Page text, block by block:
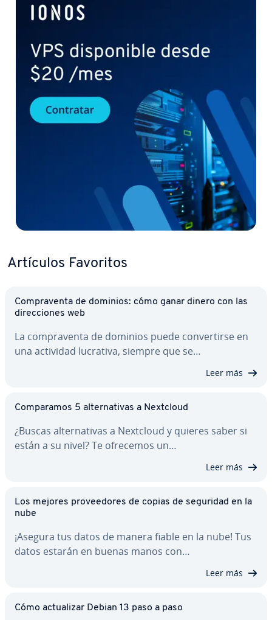
Artículos Favoritos
Co­m­pra­ve­n­ta de dominios: cómo ganar dinero con las
di­re­c­cio­nes web
La co­m­pra­ve­n­ta de dominios puede co­n­ve­r­ti­r­se en
una actividad lucrativa, siempre que se…
Leer más
Co­m­pa­ra­mos 5 al­te­r­na­ti­vas a Nextcloud
¿Buscas al­te­r­na­ti­vas a Nextcloud y quieres saber si
están a su nivel? Te ofrecemos un…
Leer más
Los mejores pro­vee­do­res de copias de seguridad en la
nube
¡Asegura tus datos de manera fiable en la nube! Tus
datos estarán en buenas manos con…
Leer más
Cómo ac­tua­li­zar Debian 13 paso a paso